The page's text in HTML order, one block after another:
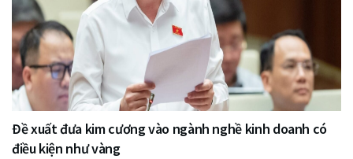
Đề xuất đưa kim cương vào ngành nghề kinh doanh có
điều kiện như vàng